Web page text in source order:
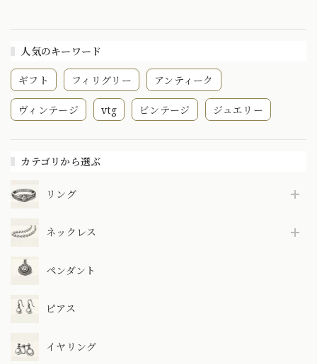
人気のキーワード
ギフト フィリグリー アンティーク
ヴィンテージ vtg ビンテージ ジュエリー
カテゴリから選ぶ
リング
ネックレス
ペンダント
ピアス
イヤリング